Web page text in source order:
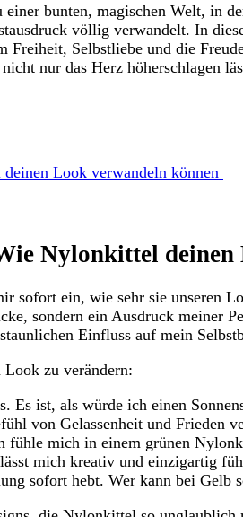
bunten, ⁤magischen Welt, in
völlig verwandelt.⁤ In
​Selbstliebe und ‍die
nur das Herz höherschlagen
Look verwandeln können
Nylonkittel
sofort ein, wie⁣ sehr sie⁤ unseren
sondern ein‍ Ausdruck meiner
⁤Einfluss ⁢auf mein
zu verändern:
​Es ⁤ist, als würde ich⁤ einen⁤
von Gelassenheit und Frieden
fühle mich in​ einem ‌grünen‌
mich kreativ und einzigartig
⁤sofort hebt. Wer kann bei Gelb